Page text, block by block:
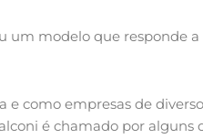
modelo que responde
e como empresas de
é chamado por alguns